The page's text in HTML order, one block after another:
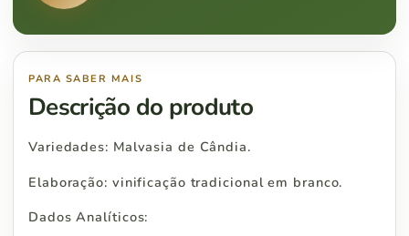
PARA SABER MAIS
Descrição do produto
Variedades: Malvasia de Cândia.
Elaboração: vinificação tradicional em branco.
Dados Analíticos: